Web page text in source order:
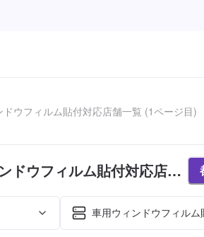
ドウフィルム貼付対応店舗一覧 (1ページ目)
ドウフィルム貼付対応店舗
車用ウィンドウフィルム